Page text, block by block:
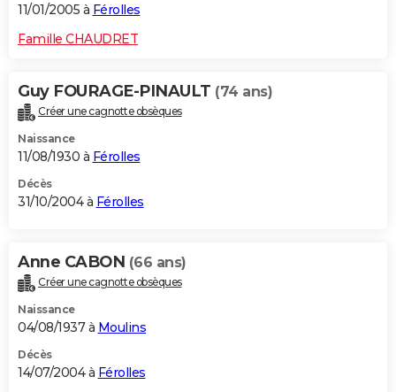
11/01/2005 à Férolles
Famille CHAUDRET
Guy FOURAGE-PINAULT (74 ans)
Créer une cagnotte obsèques
Naissance
11/08/1930 à Férolles
Décès
31/10/2004 à Férolles
Anne CABON (66 ans)
Créer une cagnotte obsèques
Naissance
04/08/1937 à Moulins
Décès
14/07/2004 à Férolles